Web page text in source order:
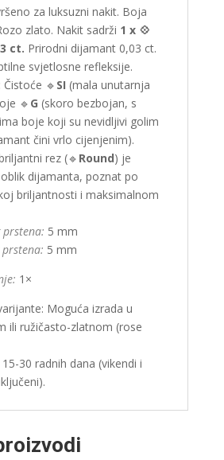
za luksuzni nakit. Boja
zlato. Nakit sadrži 1 x 💠
ct. Prirodni dijamant 0,03 ct.
svjetlosne refleksije.
🔹 SI (mala unutarnja
🔹 G (skoro bezbojan, s
boje koji su nevidljivi golim
čini vrlo cijenjenim).
rez (🔹 Round) je
dijamanta, poznat po
briljantnosti i maksimalnom
prstena: 5 mm
5 mm
1×
Moguća izrada u
ili ružičasto-zlatnom (rose
30 radnih dana (vikendi i